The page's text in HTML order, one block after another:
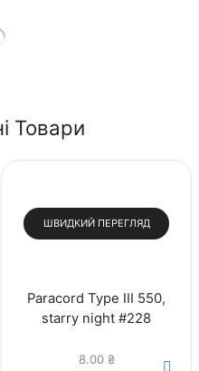
Товари
ШВИДКИЙ ПЕРЕГЛЯД
Paracord Type III 550,
starry night #228
8.00₴